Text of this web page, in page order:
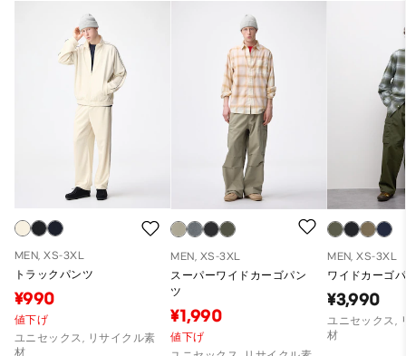
MEN, XS-3XL
トラックパンツ
¥990
値下げ
ユニセックス, リサイクル素
材
MEN, XS-3XL
スーパーワイドカーゴパン
ツ
¥1,990
値下げ
MEN, XS-3XL
ワイドカーゴ
¥3,990
ユニセックス,
材